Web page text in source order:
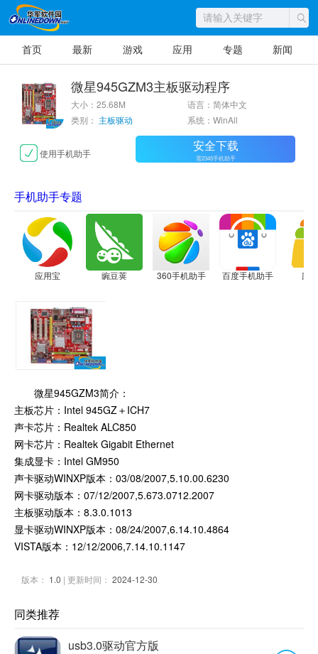
首页 最新 游戏 应用 专题 新闻
微星945GZM3主板驱动程序
大小：25.68M
语言：简体中文
类别： 主板驱动 系统：WinAll
使用手机助手 安全下载
需2345手机助手
手机助手专题
应用宝 豌豆荚 360手机助手 百度手机助手 应
微星945GZM3简介：
主板芯片：Intel 945GZ＋ICH7
声卡芯片：Realtek ALC850
网卡芯片：Realtek Gigabit Ethernet
集成显卡：Intel GM950
声卡驱动WINXP版本：03/08/2007,5.10.00.6230
网卡驱动版本：07/12/2007,5.673.0712.2007
主板驱动版本：8.3.0.1013
显卡驱动WINXP版本：08/24/2007,6.14.10.4864
VISTA版本：12/12/2006,7.14.10.1147
版本： 1.0 | 更新时间： 2024-12-30
同类推荐
usb3.0驱动官方版